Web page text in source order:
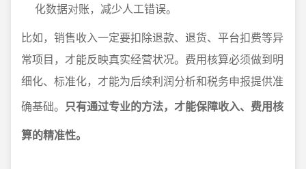
化数据对账，减少人工错误。
比如，销售收入一定要扣除退款、退货、平台扣费等异
常项目，才能反映真实经营状况。费用核算必须做到明
细化、标准化，才能为后续利润分析和税务申报提供准
确基础。 只有通过专业的方法，才能保障收入、费用核
算的精准性。